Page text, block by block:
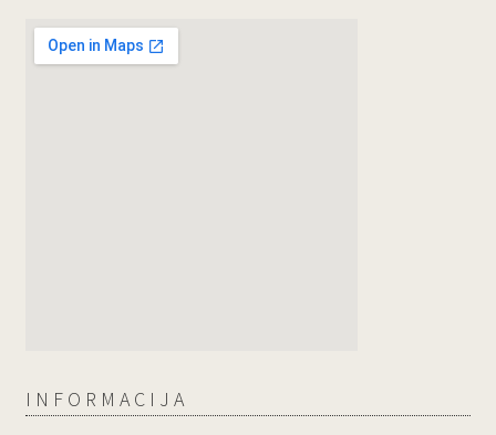
INFORMACIJA